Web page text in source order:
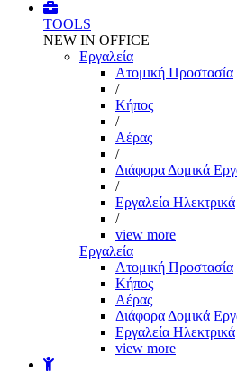
TOOLS
NEW IN OFFICE
Εργαλεία
Aτομική Προστασία
/
Kήπος
/
Αέρας
/
Διάφορα Δομικά
/
Εργαλεία Ηλεκτρικά
/
view more
Εργαλεία
Aτομική Προστασία
Kήπος
Αέρας
Διάφορα Δομικά
Εργαλεία Ηλεκτρικά
view more